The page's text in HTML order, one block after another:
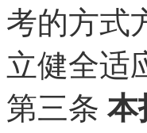
考的方式
立健全适
第三条 本